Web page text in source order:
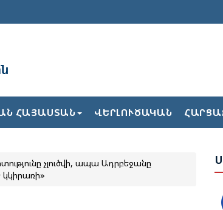
ՀԱՅԱՍՏԱՆ ՎԵՐԼՈՒԾԱԿԱՆ
չլուծվի, ապա Ադրբեջանը